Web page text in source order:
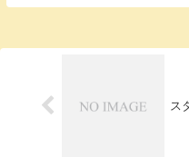
ス